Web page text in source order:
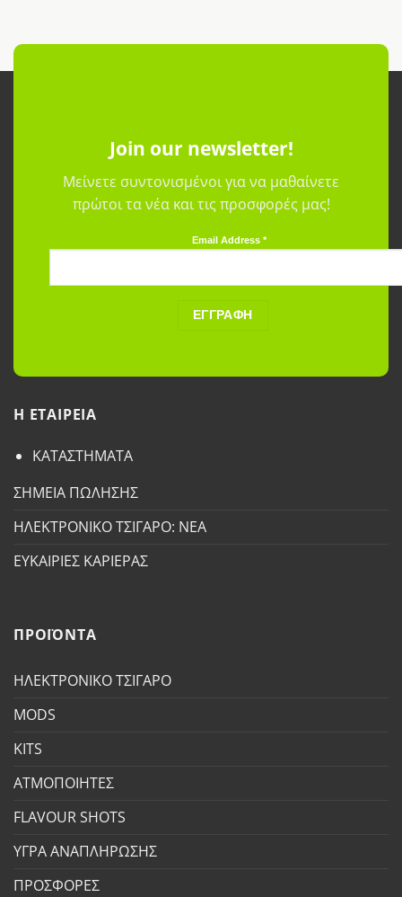
Join our newsletter!
Μείνετε συντονισμένοι για να μαθαίνετε
πρώτοι τα νέα και τις προσφορές μας!
Email Address *
H ETAΙΡΕΙΑ
ΚΑΤΑΣΤΗΜΑΤΑ
ΣΗΜΕΙΑ ΠΩΛΗΣΗΣ
ΗΛΕΚΤΡΟΝΙΚΟ ΤΣΙΓΑΡΟ: ΝΕΑ
ΕΥΚΑΙΡΙΕΣ ΚΑΡΙΕΡΑΣ
ΠΡΟΪΟΝΤΑ
ΗΛΕΚΤΡΟΝΙΚΟ ΤΣΙΓΑΡΟ
MODS
KITS
ΑΤΜΟΠΟΙΗΤΕΣ
FLAVOUR SHOTS
ΥΓΡΑ ΑΝΑΠΛΗΡΩΣΗΣ
ΠΡΟΣΦΟΡΕΣ